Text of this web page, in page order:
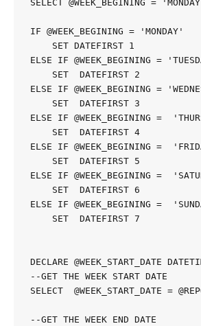
SELECT @WEEK_BEGINING =
IF @WEEK_BEGINING = 'MONDAY'
    SET DATEFIRST 1
ELSE IF @WEEK_BEGINING =
    SET  DATEFIRST 2
ELSE IF @WEEK_BEGINING =
    SET  DATEFIRST 3
ELSE IF @WEEK_BEGINING =
    SET  DATEFIRST 4
ELSE IF @WEEK_BEGINING =
    SET  DATEFIRST 5
ELSE IF @WEEK_BEGINING =
    SET  DATEFIRST 6
ELSE IF @WEEK_BEGINING =
    SET  DATEFIRST 7
DECLARE @WEEK_START_DATE
--GET THE WEEK START DATE
SELECT  @WEEK_START_DATE =
--GET THE WEEK END DATE